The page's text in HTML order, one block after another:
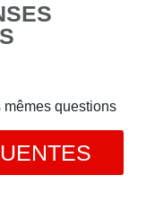
mêmes questions